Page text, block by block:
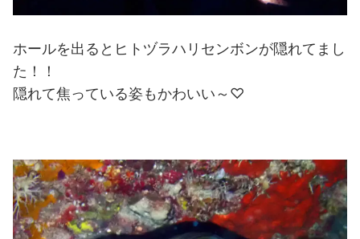
ホールを出るとヒトヅラハリセンボンが隠れてまし
た！！
隠れて焦っている姿もかわいい～♡